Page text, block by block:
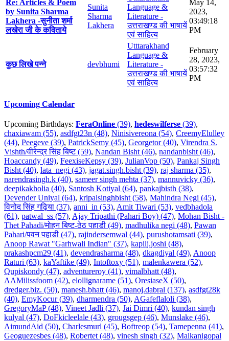
Re: Articles & Poem
by Sunita Sharma
Lakhera -सुनीता शर्मा
लखेरा जी के कविताये
Sunita
Sharma
Lakhera
Language &
Literature -
उत्तराखण्ड की भाषायें
एवं साहित्य
May 14,
2023,
03:49:18
PM
कुछ लिखे पन्ने devbhumi
Utttarakhand
Language &
Literature -
उत्तराखण्ड की भाषायें
एवं साहित्य
February
28, 2023,
03:57:32
PM
Upcoming Calendar
Upcoming Birthdays: FeraOnline (39), hedeswilferse (39),
chaxiawam (55), asdfgt23n (48), Ninisivereona (54), CreemyElulley
(44), Peegeve (39), PatrickSemy (45), Georgetor (40), Virendra S.
Vishth/वीरेन्द्र सिंह बिष्ट (59), Nandan Bisht (46), nandanbisht (46),
Hoaccandy (49), FeexiseKepsy (39), JulianVop (50), Pankaj Singh
Bisht (40), lata_negi (43), jagat.singh.bisht (39), raj sharma (35),
narendrasingh.k (40), sameer singh mehta (37), mannuvicky (36),
deepikakholia (40), Santosh Kotiyal (64), pankajbisth (38),
Devender Uniyal (64), kripalsinghbisht (58), Mahindra Negi (45),
विनोद सिंह गढ़िया (37), anni_in (53), Amit Tiwari (53), vedbhadola
(61), patwal_ss (57), Ajay Tripathi (Pahari Boy) (47), Mohan Bisht -
Thet Pahadi/मोहन बिष्ट-ठेठ पहाडी (49), madhulika negi (48), Pawan
Pahari/पवन पहाडी (47), rajindersemwal (44), purushotamsati (39),
Anoop Rawat "Garhwali Indian" (37), kapilj.joshi (48),
prakashpcm29 (41), devendrasharma (48), dkagdiyal (49), Anoop
Raturi (63), kaYaftike (49), Intoftoxy (51), malenkawera (52),
Qupiskondy (47), adventureroy (41), vimalbhatt (48),
AAMilissfoom (42), elollignarame (51), OresiaseX (50),
dredger.biz. (50), manesh.bhatt (46), manoj.dabral (137), asdfgt28k
(40), EmyKocur (39), dharmendra (50), AGafeflaloli (38),
GregoryMaP (48), Vineet Jadli (37), Jai Dimri (40), kundan singh
kulyal (47), DoFkicleelale (43), grougsgep (46), Munslake (46),
AimundAid (50), Charlesmurl (45), Boftreop (54), Tamepenna (41),
Geoguezesbes (48), Robertet (48), vinesh singh (32), Malkanigopal